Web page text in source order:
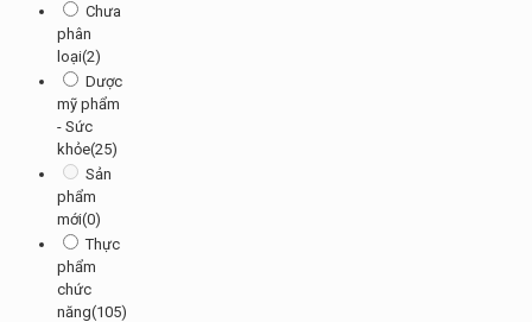
Chưa
phân
loại(2)
Dược
mỹ phẩm
- Sức
khỏe(25)
Sản
phẩm
mới(0)
Thực
phẩm
chức
năng(105)